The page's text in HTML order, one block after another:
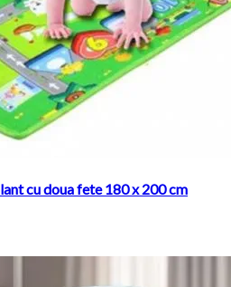
cu doua fete 180 x 200 cm